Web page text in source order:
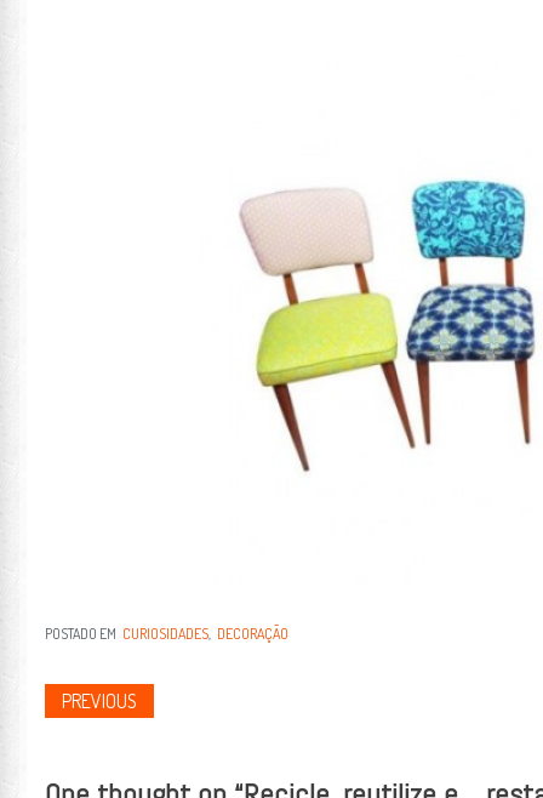
POSTADO EM CURIOSIDADES, DECORAÇÃO
PREVIOUS